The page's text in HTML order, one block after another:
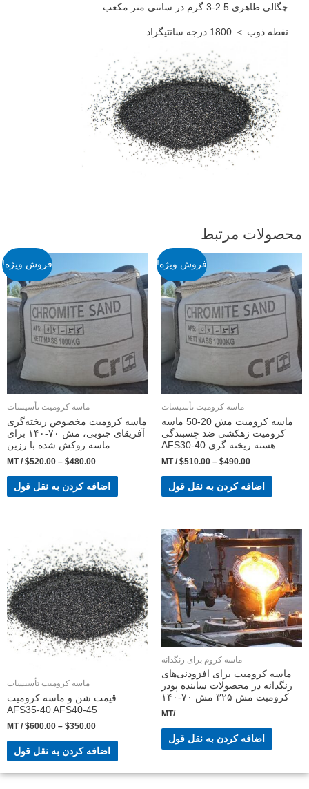
چگالی ظاهری 2.5-3 گرم در سانتی متر مکعب
نقطه ذوب ＞ 1800 درجه سانتیگراد
محصولات مرتبط
فروش ویژه!
ماسه کرومیت تأسیسات
ماسه کرومیت مش 20-50 ماسه
کرومیت زهکشی ضد چسبندگی
هسته ریخته گری AFS30-40
$490.00
–
$510.00
/ MT
اضافه کردن به نقل قول
فروش ویژه!
ماسه کرومیت تأسیسات
ماسه کرومیت مخصوص ریخته‌گری
آفریقای جنوبی، مش ۷۰-۱۴۰ برای
ماسه روکش شده با رزین
$480.00
–
$520.00
/ MT
اضافه کردن به نقل قول
ماسه کروم برای رنگدانه
ماسه کرومیت برای افزودنی‌های
رنگدانه در محصولات ساینده پودر
کرومیت مش ۳۲۵ مش ۷۰-۱۴۰
/MT
اضافه کردن به نقل قول
ماسه کرومیت تأسیسات
قیمت شن و ماسه کرومیت
AFS35-40 AFS40-45
$350.00
–
$600.00
/ MT
اضافه کردن به نقل قول